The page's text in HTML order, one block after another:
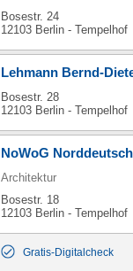
Bosestr. 24
12103 Berlin - Tempelhof
Lehmann Bernd-
Bosestr. 28
12103 Berlin - Tempelhof
NoWoG
Architektur
Bosestr. 18
12103 Berlin - Tempelhof
Gratis-Digitalcheck